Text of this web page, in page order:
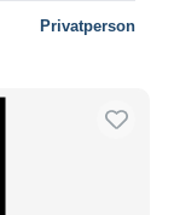
Privatperson